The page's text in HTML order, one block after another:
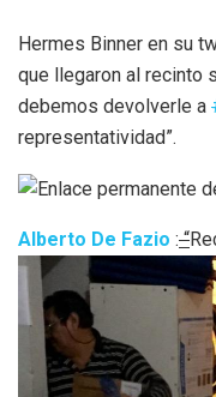
Hermes Binner en su
que llegaron al recinto
debemos devolverle a
representatividad”.
Alberto De Fazio :“